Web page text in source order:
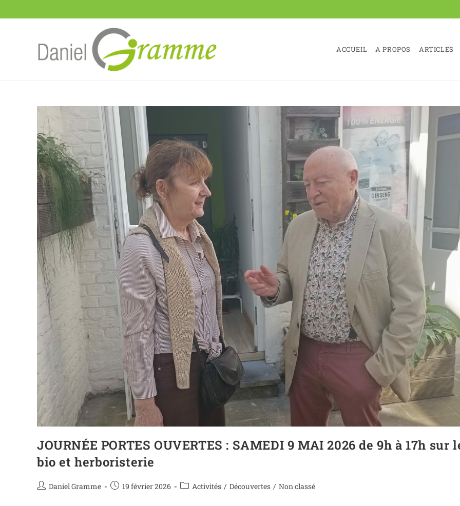
ACCUEIL A PROPOS ARTICLES
JOURNÉE PORTES OUVERTES : SAMEDI 9 MAI 2026 de 9h à 17h sur
bio et herboristerie
Daniel Gramme 19 février 2026 Activités / Découvertes / Non classé